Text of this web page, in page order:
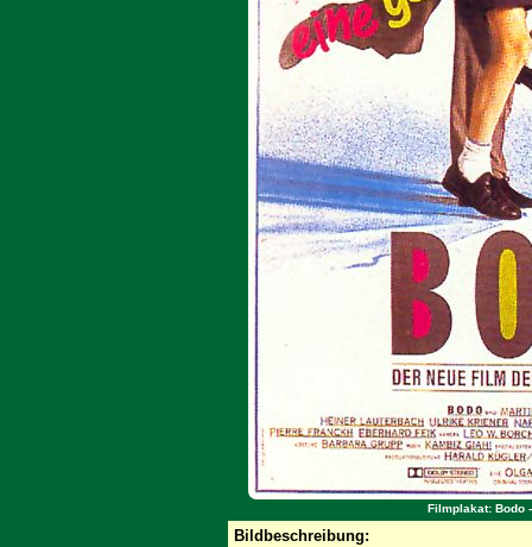
Filmplakat: Bodo
Bildbeschreibung: